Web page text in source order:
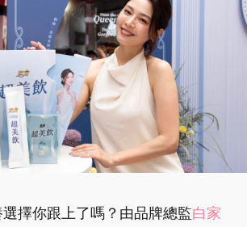
擇你跟上了嗎？由品牌總監白家